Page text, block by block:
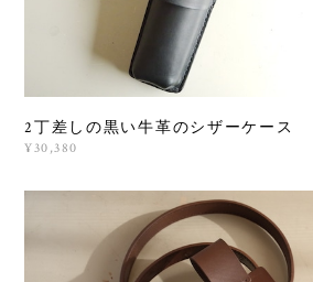
2丁差しの黒い牛革のシザーケース
¥30,380